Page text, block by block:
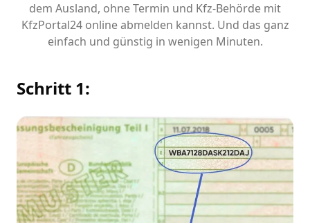
dem Ausland, ohne Termin und Kfz-Behörde mit
KfzPortal24 online abmelden kannst. Und das ganz
einfach und günstig in wenigen Minuten.
Schritt 1: